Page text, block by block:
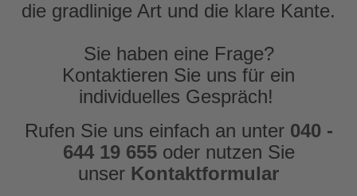
die gradlinige Art und die klare Kante.
Sie haben eine Frage?
Kontaktieren Sie uns für ein
individuelles Gespräch!
Rufen Sie uns einfach an unter 040 -
644 19 655oder nutzen Sie
unser Kontaktformular